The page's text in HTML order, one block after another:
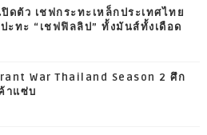
ปิดตัว เชฟกระทะเหล็กประเทศไทย
ะทะ “เชฟฟิลลิป” ทั้งมันส์ทั้งเดือด
War Thailand Season 2 ศึก
าแซ่บ